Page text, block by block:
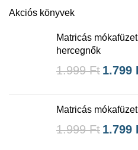
Akciós könyvek
Matricás
hercegnők
1.999Ft 1.799
Matricás
1.999Ft 1.799